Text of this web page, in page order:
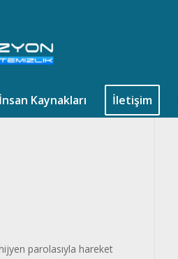
İnsan Kaynakları İletişim
parolasıyla hareket